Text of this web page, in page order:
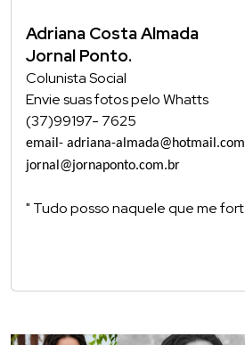
Adriana Costa Almada
Jornal Ponto.
Colunista Social
Envie suas fotos pelo Whatts
(37)99197- 7625
email- adriana-
jornal@jornaponto.com.br
" Tudo posso naquele que me